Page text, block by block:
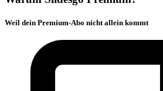
Weil dein Premium-Abo nicht allein kommt